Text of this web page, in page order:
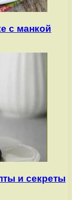
с манкой
и секреты